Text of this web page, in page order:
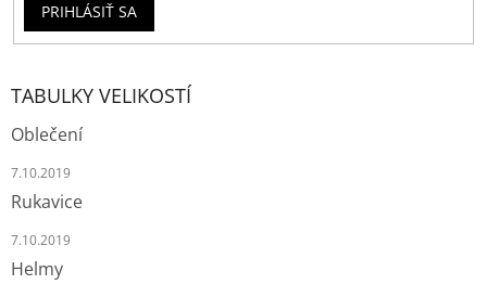
PRIHLÁSIŤ SA
TABULKY VELIKOSTÍ
Oblečení
7.10.2019
Rukavice
7.10.2019
Helmy